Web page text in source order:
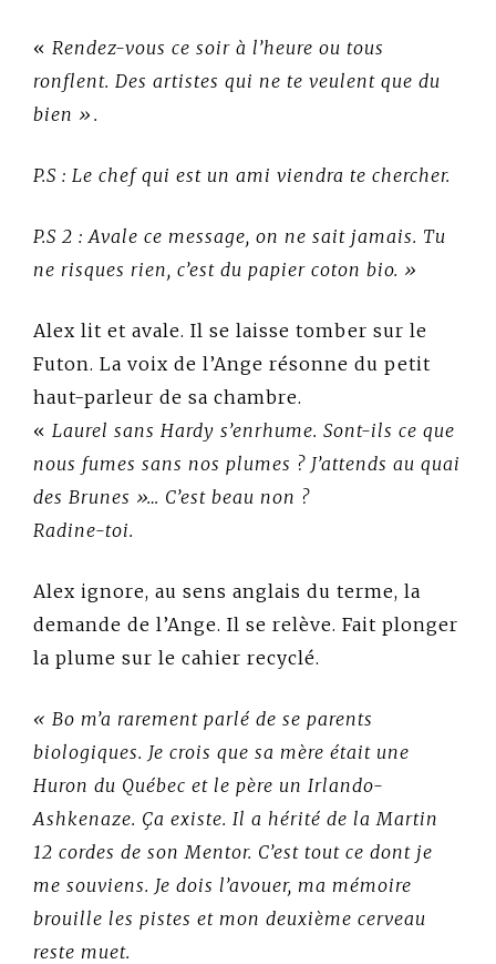
« Rendez-vous ce soir à l’heure ou tous
ronflent. Des artistes qui ne te veulent que du
bien ».
P.S : Le chef qui est un ami viendra te chercher.
P.S 2 : Avale ce message, on ne sait jamais. Tu
ne risques rien, c’est du papier coton bio. »
Alex lit et avale. Il se laisse tomber sur le
Futon. La voix de l’Ange résonne du petit
haut-parleur de sa chambre.
« Laurel sans Hardy s’enrhume. Sont-ils ce que
nous fumes sans nos plumes ? J’attends au quai
des Brunes »… C’est beau non ?
Radine-toi.
Alex ignore, au sens anglais du terme, la
demande de l’Ange. Il se relève. Fait plonger
la plume sur le cahier recyclé.
« Bo m’a rarement parlé de se parents
biologiques. Je crois que sa mère était une
Huron du Québec et le père un Irlando-
Ashkenaze. Ça existe. Il a hérité de la Martin
12 cordes de son Mentor. C’est tout ce dont je
me souviens. Je dois l’avouer, ma mémoire
brouille les pistes et mon deuxième cerveau
reste muet.